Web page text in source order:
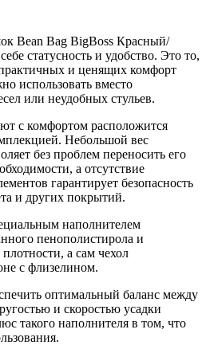
Bean Bag BigBoss Красный/
статусность и удобство. Это то,
и ценящих комфорт
использовать вместо
или неудобных стульев.
с комфортом расположится
Небольшой вес
без проблем переносить его
а отсутствие
гарантирует безопасность
и других покрытий.
наполнителем
пенополистирола и
а сам чехол
с флизелином.
оптимальный баланс между
и скоростью усадки
такого наполнителя в том, что